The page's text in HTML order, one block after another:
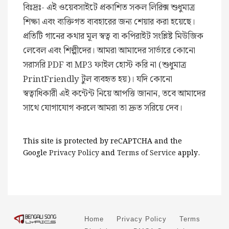
বিঃদ্রঃ- এই ওয়েবসাইটে প্রকাশিত সকল লিরিক্স শুধুমাত্র
শিক্ষা এবং ব্যক্তিগত ব্যবহারের জন্য শেয়ার করা হয়েছে।
প্রতিটি গানের কথার মূল স্বত্ব বা কপিরাইট সংশ্লিষ্ট মিউজিক
লেবেল এবং শিল্পীদের। আমরা আমাদের সার্ভারে কোনো
সরাসরি PDF বা MP3 ফাইল হোস্ট করি না (শুধুমাত্র
PrintFriendly টুল ব্যবহৃত হয়)। যদি কোনো
স্বত্বাধিকারী এই কন্টেন্ট নিয়ে আপত্তি জানান, তবে আমাদের
সাথে যোগাযোগ করলে আমরা তা দ্রুত সরিয়ে দেব।
This site is protected by reCAPTCHA and the
Google Privacy PolicyandTerms of Service apply.
Home Privacy Policy
Terms